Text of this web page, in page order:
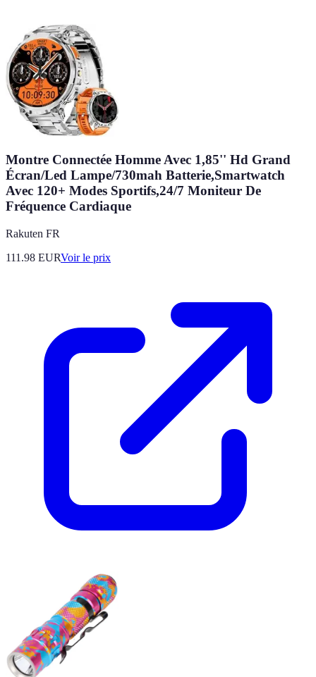
Montre Connectée Homme Avec 1,85'' Hd Grand
Écran/Led Lampe/730mah Batterie,Smartwatch
Avec 120+ Modes Sportifs,24/7 Moniteur De
Fréquence Cardiaque
Rakuten FR
111.98 EURVoir le prix